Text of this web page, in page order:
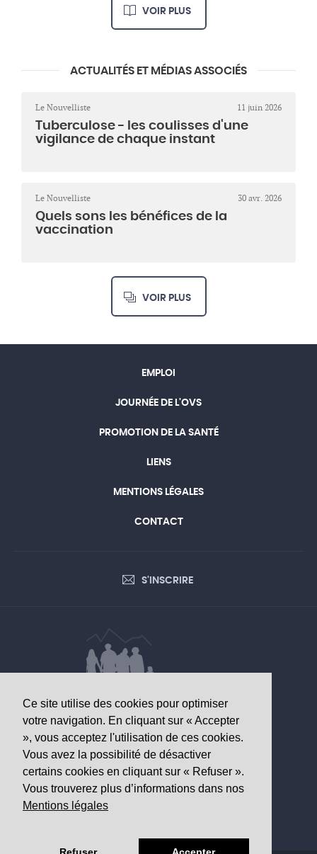
Ce site utilise des cookies pour optimiser
votre navigation. En cliquant sur « Accepter
», vous acceptez l'utilisation de ces cookies.
Vous avez la possibilité de désactiver
certains cookies en cliquant sur « Refuser ».
Vous trouverez plus d’informations dans nos
Mentions légales
VOIR PLUS
ACTUALITÉS ET MÉDIAS ASSOCIÉS
Le Nouvelliste 11 juin 2026
Tuberculose - les coulisses d'une
vigilance de chaque instant
Le Nouvelliste 30 avr. 2026
Quels sons les bénéfices de la
vaccination
VOIR PLUS
EMPLOI
JOURNÉE DE L'OVS
PROMOTION DE LA SANTÉ
LIENS
MENTIONS LÉGALES
CONTACT
S'INSCRIRE
DONNÉES D’INTÉRÊT SANITAIRE
Observatoire valaisan de la santé
Av. Grand-Champsec 64
1950 Sion
Tél+41 27 603 49 61